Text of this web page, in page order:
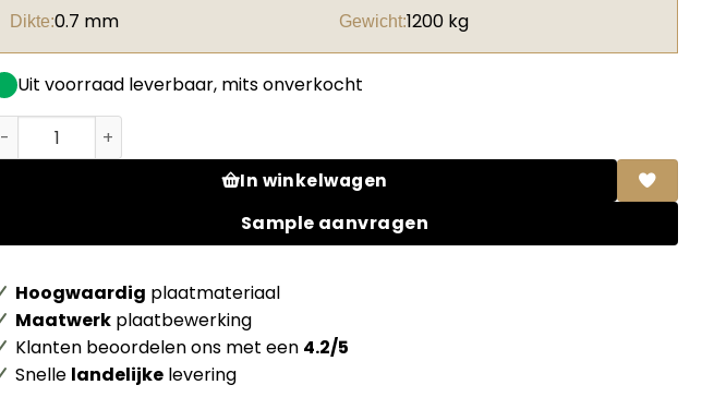
Dikte:0.7 mm Gewicht:1200 kg
Uit voorraad leverbaar, mits onverkocht
Unilin HPL 0U136 BST Sunshine aantal
In winkelwagen
Sample aanvragen
Hoogwaardig plaatmateriaal
Maatwerk plaatbewerking
Klanten beoordelen ons met een 4.2/5
Snelle landelijke levering